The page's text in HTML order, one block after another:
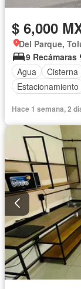
$ 6,000
Del Parque,
9 Recámaras
Agua
Cisterna
Estacionamiento
Hace 1 semana, 2